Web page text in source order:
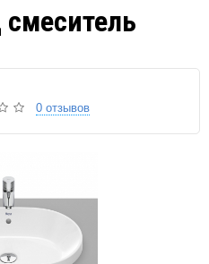
0 отзывов